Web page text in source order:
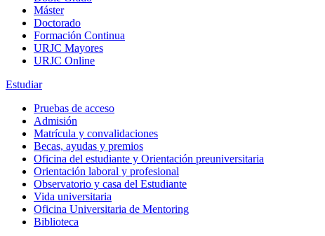
Máster
Doctorado
Formación Continua
URJC Mayores
URJC Online
Estudiar
Pruebas de acceso
Admisión
Matrícula y convalidaciones
Becas, ayudas y premios
Oficina del estudiante y Orientación preuniversitaria
Orientación laboral y profesional
Observatorio y casa del Estudiante
Vida universitaria
Oficina Universitaria de Mentoring
Biblioteca